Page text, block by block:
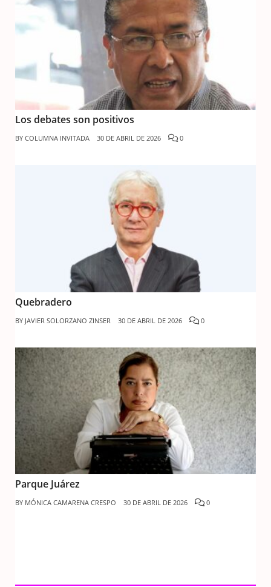
Los debates son positivos
BY COLUMNA INVITADA 30 DE ABRIL DE 2026 0
Quebradero
BY JAVIER SOLORZANO ZINSER 30 DE ABRIL DE 2026 0
Parque Juárez
BY MÓNICA CAMARENA CRESPO 30 DE ABRIL DE 2026 0